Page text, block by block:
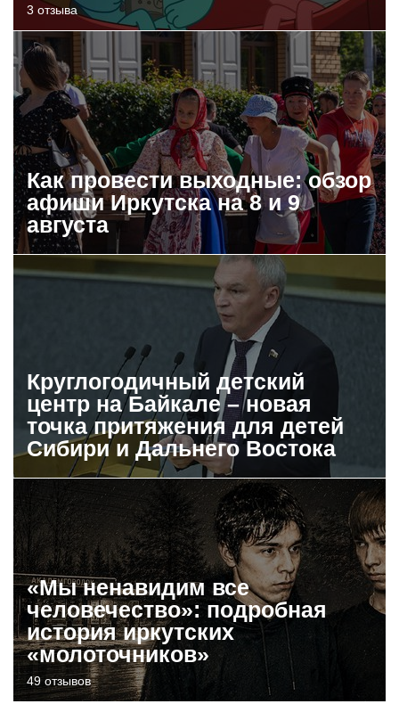
3 отзыва
Как провести выходные: обзор
афиши Иркутска на 8 и 9
августа
Круглогодичный детский
центр на Байкале – новая
точка притяжения для детей
Сибири и Дальнего Востока
«Мы ненавидим все
человечество»: подробная
история иркутских
«молоточников»
49 отзывов